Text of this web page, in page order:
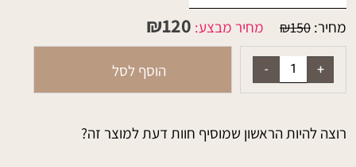
מחיר: ₪150 מחיר מבצע: ₪120
הוסף לסל
רוצה להיות הראשון שמוסיף חוות דעת למוצר זה?